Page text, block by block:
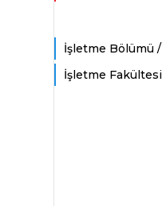
İşletme Bölümü
İşletme